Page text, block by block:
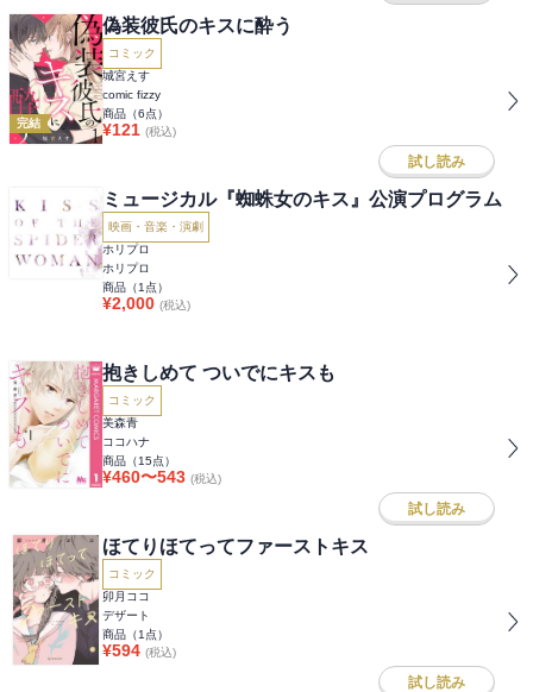
完結
偽装彼氏のキスに酔う
コミック
城宮えす
comic fizzy
商品（6点）
¥121 (税込)
試し読み
ミュージカル『蜘蛛女のキス』公演プログラム
映画・音楽・演劇
ホリプロ
ホリプロ
商品（1 点）
¥2,000 (税込)
抱きしめて ついでにキスも
コミック
美森青
ココハナ
商品（15点）
¥460〜543 (税込)
試し読み
ほてりほてってファーストキス
コミック
卯月ココ
デザート
商品（1 点）
¥594 (税込)
試し読み